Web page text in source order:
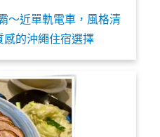
近單軌電車，風格清
的沖繩住宿選擇